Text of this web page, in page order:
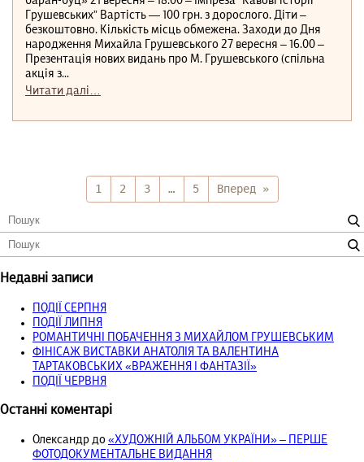
Грушевських” Вартість — 100 грн. з дорослого. Діти –
безкоштовно. Кількість місць обмежена. Заходи до Дня
народження Михайла Грушевського 27 вересня ‒ 16.00 ‒
Презентація нових видань про М. Грушевського (спільна
акція з...
Читати далі…
1 2 3 … 5 Вперед »
Недавні записи
ПОДІЇ СЕРПНЯ
ПОДІЇ ЛИПНЯ
РОМАНТИЧНІ ПОБАЧЕННЯ З МИХАЙЛОМ ГРУШЕВСЬКИМ
ФІНІСАЖ ВИСТАВКИ АНАТОЛІЯ ТА ВАЛЕНТИНА
ТАРТАКОВСЬКИХ «ВРАЖЕННЯ І ФАНТАЗІЇ»
ПОДІЇ ЧЕРВНЯ
Останні коментарі
Олександр до «ХУДОЖНІЙ АЛЬБОМ УКРАЇНИ» – ПЕРШЕ
ФОТОДОКУМЕНТАЛЬНЕ ВИДАННЯ